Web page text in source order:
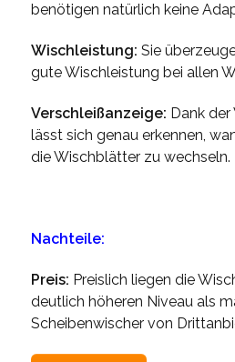
benötigen natürlich keine
Wischleistung: Sie
gute Wischleistung bei allen
Verschleißanzeige: Dank der
lässt sich genau erkennen,
die Wischblätter zu wechseln.
Nachteile:
Preis: Preislich liegen die
deutlich höheren Niveau als
Scheibenwischer von